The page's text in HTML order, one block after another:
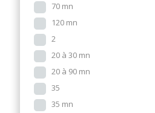
70 mn
120 mn
2
20 à 30 mn
20 à 90 mn
35
35 mn